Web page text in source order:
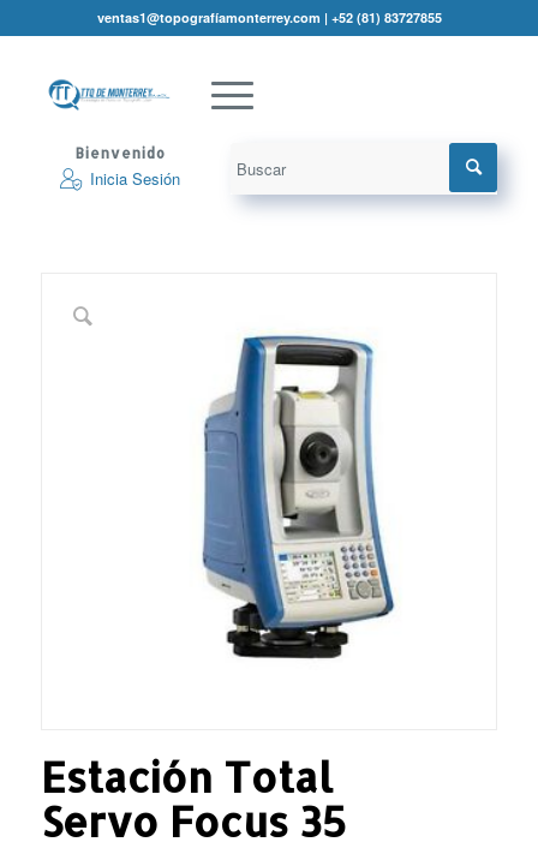
ventas1@topografíamonterrey.com | +52 (81) 83727855
Bienvenido
Inicia Sesión
Estación Total
Servo Focus 35